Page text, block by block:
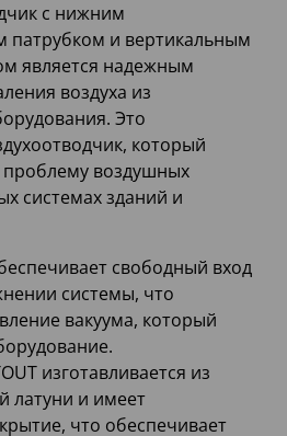
с нижним
патрубком и вертикальным
является надежным
воздуха из
Это
который
воздушных
системах зданий и
свободный вход
системы, что
вакуума, который
изготавливается из
латуни и имеет
что обеспечивает